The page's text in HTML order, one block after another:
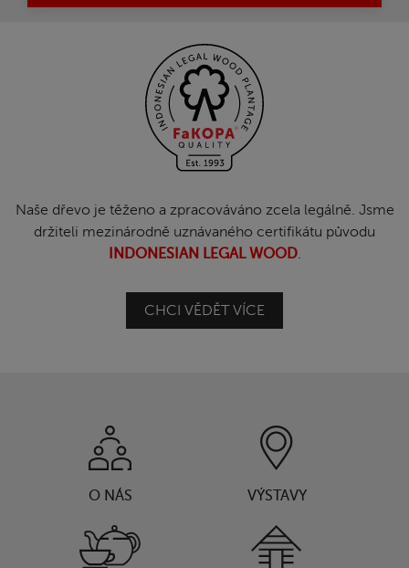
Naše dřevo je těženo a zpracováváno zcela legálně. Jsme
držiteli mezinárodně uznávaného certifikátu původu
INDONESIAN LEGAL WOOD.
CHCI VĚDĚT VÍCE
O NÁS VÝSTAVY